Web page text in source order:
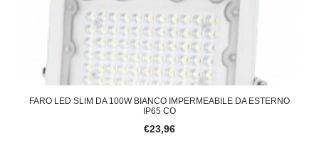
FARO LED SLIM DA 100W BIANCO IMPERMEABILE DA ESTERNO
IP65 CO
€23,96